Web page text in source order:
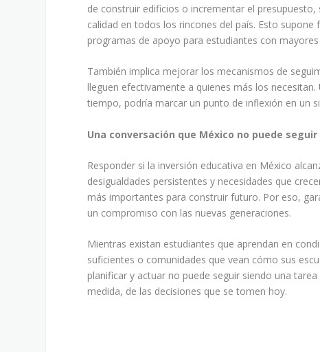
de construir edificios o incrementar el
calidad en todos los rincones del país. Esto
programas de apoyo para estudiantes con
También implica mejorar los mecanismos de
lleguen efectivamente a quienes más los
tiempo, podría marcar un punto de inflexión en un
Una conversación que México no puede
Responder si la inversión educativa en México
desigualdades persistentes y necesidades que
más importantes para construir futuro. Por eso,
un compromiso con las nuevas generaciones.
Mientras existan estudiantes que aprendan en
suficientes o comunidades que vean cómo sus
planificar y actuar no puede seguir siendo una
medida, de las decisiones que se tomen hoy.